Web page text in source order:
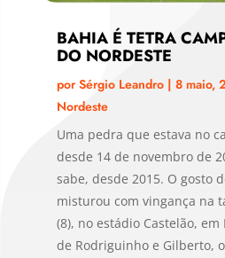
BAHIA É TETRA
DO NORDESTE
porSérgio Leandro| 8 maio,
Nordeste
Uma pedra que estava no
desde 14 de novembro de
sabe, desde 2015. O gosto
misturou com vingança na
(8), no estádio Castelão, em
de Rodriguinho e Gilberto,